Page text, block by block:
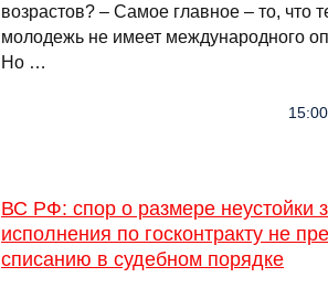
возрастов? – Самое главное – то,
молодежь не имеет международного
Но …
ВС РФ: спор о размере неустойки
исполнения по госконтракту не
списанию в судебном порядке